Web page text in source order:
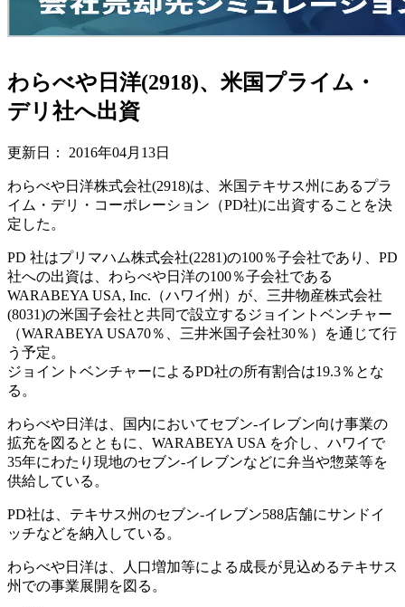
わらべや日洋(2918)、米国プライム・
デリ社へ出資
更新日： 2016年04月13日
わらべや日洋株式会社(2918)は、米国テキサス州にあるプラ
イム・デリ・コーポレーション（PD社)に出資することを決
定した。
PD 社はプリマハム株式会社(2281)の100％子会社であり、PD
社への出資は、わらべや日洋の100％子会社である
WARABEYA USA, Inc.（ハワイ州）が、三井物産株式会社
(8031)の米国子会社と共同で設立するジョイントベンチャー
（WARABEYA USA70％、三井米国子会社30％）を通じて行
う予定。
ジョイントベンチャーによるPD社の所有割合は19.3％とな
る。
わらべや日洋は、国内においてセブン-イレブン向け事業の
拡充を図るとともに、WARABEYA USA を介し、ハワイで
35年にわたり現地のセブン-イレブンなどに弁当や惣菜等を
供給している。
PD社は、テキサス州のセブン-イレブン588店舗にサンドイ
ッチなどを納入している。
わらべや日洋は、人口増加等による成長が見込めるテキサス
州での事業展開を図る。